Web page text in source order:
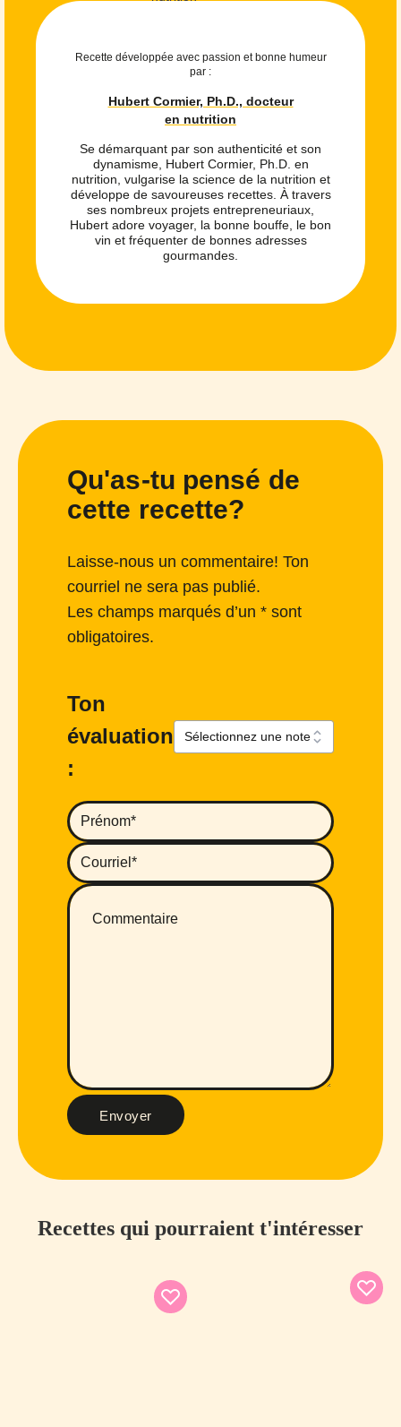
Recette développée avec passion et bonne humeur
par :
Hubert Cormier, Ph.D., docteur
en nutrition
Se démarquant par son authenticité et son
dynamisme, Hubert Cormier, Ph.D. en
nutrition, vulgarise la science de la nutrition et
développe de savoureuses recettes. À travers
ses nombreux projets entrepreneuriaux,
Hubert adore voyager, la bonne bouffe, le bon
vin et fréquenter de bonnes adresses
gourmandes.
Qu'as-tu pensé de
cette recette?
Laisse-nous un commentaire! Ton
courriel ne sera pas publié.
Les champs marqués d’un * sont
obligatoires.
Ton
évaluation
:
Envoyer
Recettes qui pourraient t'intéresser